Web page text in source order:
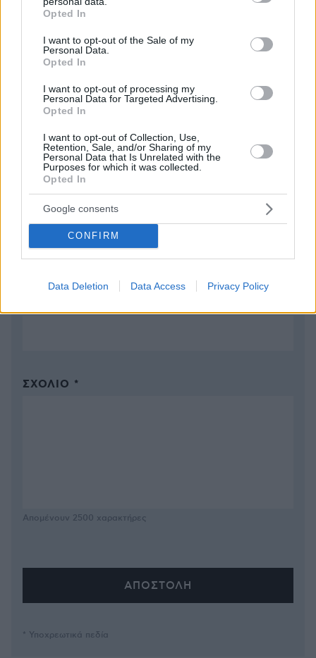
grant or deny consent to Google and its third-party tags to
use your data for below specified purposes in below Google
consent section.
Opted In
I want to opt-out of the Sale of my
Personal Data.
Opted In
I want to opt-out of processing my
Personal Data for Targeted Advertising.
Opted In
I want to opt-out of Collection, Use,
Retention, Sale, and/or Sharing of my
Personal Data that Is Unrelated with the
Purposes for which it was collected.
Opted In
Google consents
CONFIRM
Data Deletion Data Access Privacy Policy
ΑΠΑΝΤΗΣΗ
12.11.2023, 10:11
Όποιος ζητά την ελευθερία στην καλλιέργεια των
ΑΠΑΝΤΗΣΗ
ΠΡΟΣΘΗΚΗ ΣΧΟΛΙΟΥ
ΌΝΟΜΑ *
ΣΧΌΛΙΟ *
Απομένουν 2500 χαρακτήρες
* Υποχρεωτικά πεδία